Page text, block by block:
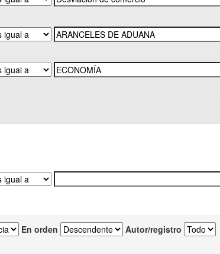
En orden Autor/registro